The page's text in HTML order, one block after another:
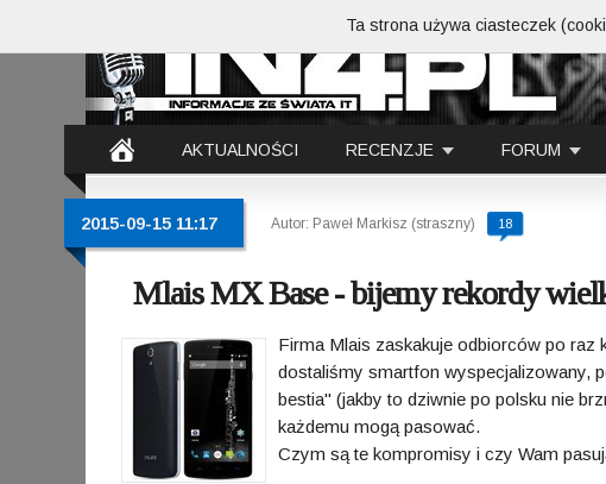
AKTUALNOŚCI RECENZJE FORUM
2015-09-15 11:17 Autor: Paweł Markisz (straszny) 18
Mlais MX Base - bijemy rekordy
Firma Mlais zaskakuje odbiorców po raz
dostaliśmy smartfon wyspecjalizowany,
bestia" (jakby to dziwnie po polsku nie
każdemu mogą pasować.
Czym są te kompromisy i czy Wam
Ta strona używa ciasteczek